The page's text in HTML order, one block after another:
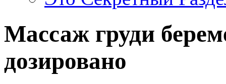
Массаж груди
дозировано